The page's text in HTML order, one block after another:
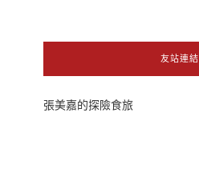
友站連結
張美嘉的探險食旅